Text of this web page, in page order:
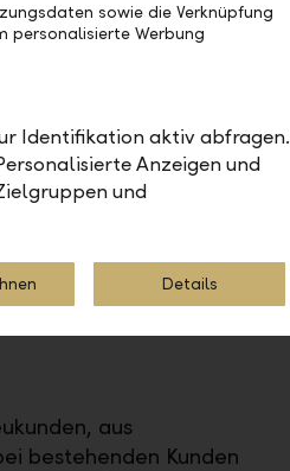
Abschlussstichtag
Finanzanlagen
von
New Loans
aus
bestehenden Kunden
sowie die Verknüpfung
personalisierte Werbung
Identifikation aktiv abfragen.
Anzeigen und
und
Details